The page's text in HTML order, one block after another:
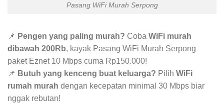
Pasang WiFi Murah Serpong
📌 Pengen yang paling murah? Coba WiFi murah
dibawah 200Rb, kayak Pasang WiFi Murah Serpong
paket Eznet 10 Mbps cuma Rp150.000!
📌 Butuh yang kenceng buat keluarga? Pilih WiFi
rumah murah dengan kecepatan minimal 30 Mbps biar
nggak rebutan!